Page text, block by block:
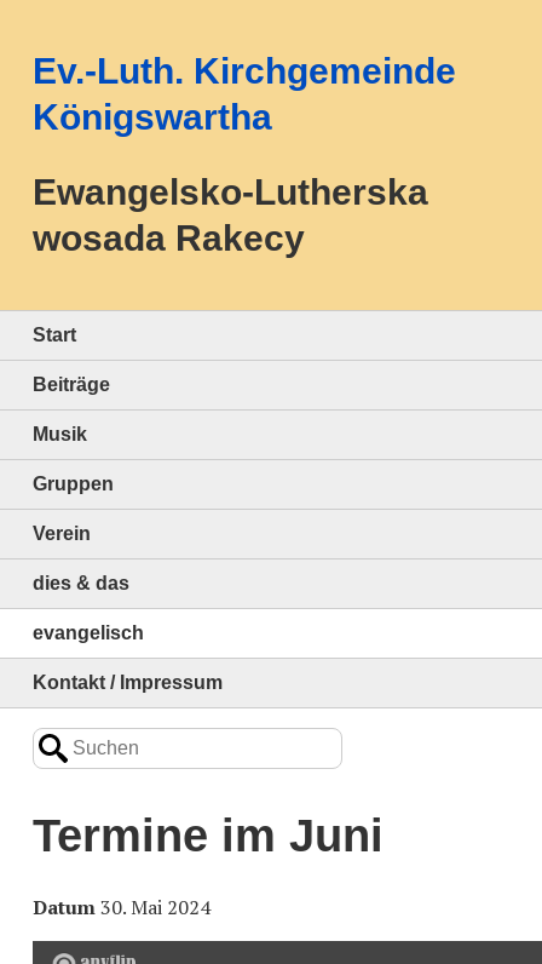
Ev.-Luth. Kirchgemeinde
Königswartha
Ewangelsko-Lutherska
wosada Rakecy
Start
Beiträge
Musik
Gruppen
Verein
dies & das
evangelisch
Kontakt / Impressum
Termine im Juni
Datum30. Mai 2024